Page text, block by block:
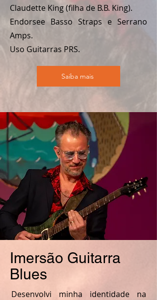
Claudette King (filha de B.B. King).
Endorsee Basso Straps e Serrano
Amps.
Uso Guitarras PRS.
Saiba mais
Imersão Guitarra
Blues
Desenvolvi minha identidade na